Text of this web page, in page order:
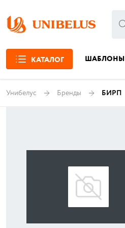
КАТАЛОГ ШАБЛОНЫ
Унибелус Бренды БИРП